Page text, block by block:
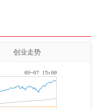
创业走势